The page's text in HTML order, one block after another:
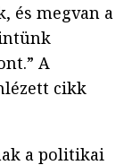
és megvan a
A
cikk
a politikai